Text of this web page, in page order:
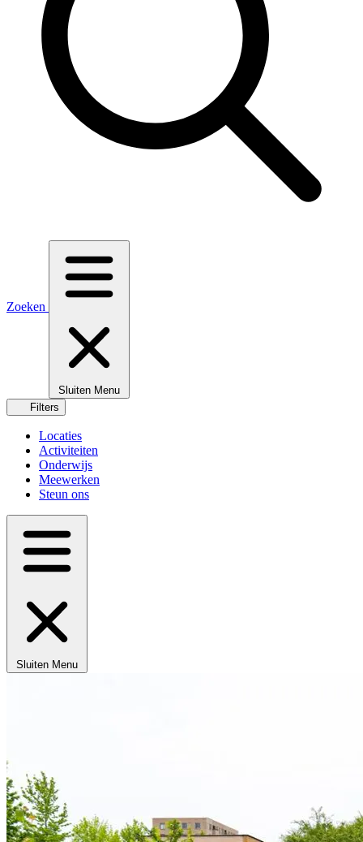
Zoeken
Sluiten Menu
Filters
Locaties
Activiteiten
Onderwijs
Meewerken
Steun ons
Sluiten Menu